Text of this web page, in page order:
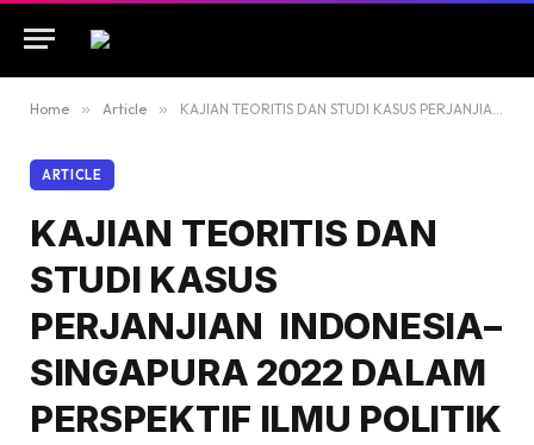
Home » Article » KAJIAN TEORITIS DAN STUDI KASUS PERJANJIAN INDONESIA–SINGAPURA 2022 DALAM PERSPEKTIF ILMU POLITIK
ARTICLE
KAJIAN TEORITIS DAN
STUDI KASUS
PERJANJIAN INDONESIA–
SINGAPURA 2022 DALAM
PERSPEKTIF ILMU POLITIK